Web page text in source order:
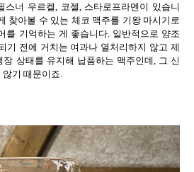
스너 우르켈, 코젤, 스타로프라멘이 있습니
찾아볼 수 있는 체코 맥주를 기왕 마시기로
를 기억하는 게 좋습니다. 일반적으로 양조
기 전에 거치는 여과나 열처리하지 않고 제
상태를 유지해 납품하는 맥주인데, 그 신
기 때문이죠.